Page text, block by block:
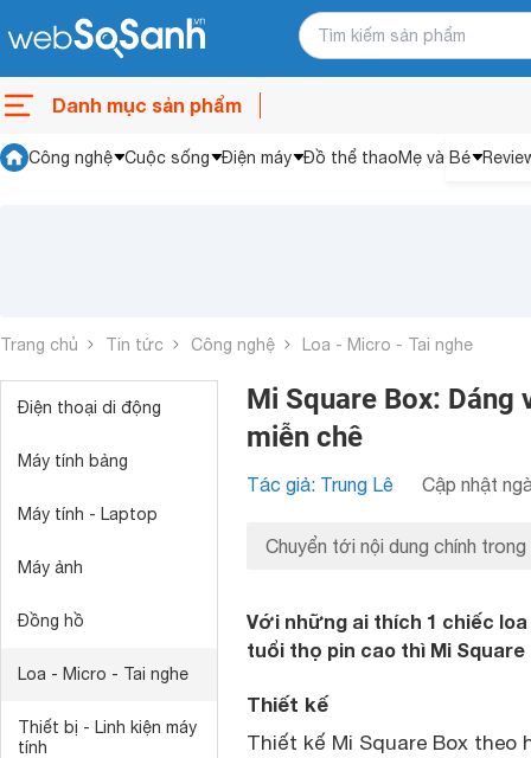
Danh mục sản phẩm
Công nghệ Cuộc sống Điện máy Đồ thể thaoMẹ và Bé
Trang chủ Tin tức Công nghệ Loa - Micro - Tai nghe
Điện thoại di động
Máy tính bảng
Máy tính - Laptop
Máy ảnh
Đồng hồ
Loa - Micro - Tai nghe
Thiết bị - Linh kiện máy
tính
Mi Square Box:
miễn chê
Tác giả: Trung Lê Cập nhật
Chuyển tới nội dung chính trong
Với những ai thích 1 chiếc
tuổi thọ pin cao thì Mi
Thiết kế
Thiết kế Mi Square Box theo